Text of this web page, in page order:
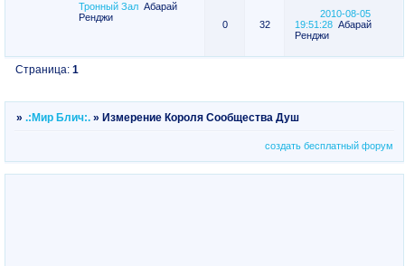
Тронный Зал Абарай
Ренджи
0 32
2010-08-05
19:51:28 Абарай
Ренджи
Страница:1
».:Мир Блич:. »Измерение Короля Сообщества Душ
создать бесплатный форум